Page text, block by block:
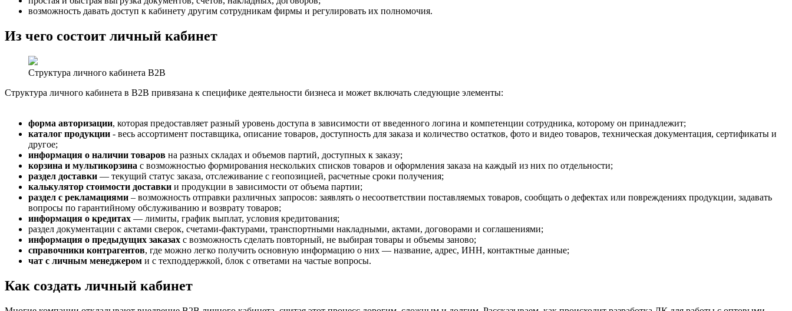
возможность давать доступ к кабинету другим сотрудникам фирмы и регулировать их полномочия.
Из чего состоит личный кабинет
Структура личного кабинета B2B
Структура личного кабинета в В2В привязана к специфике деятельности бизнеса и может включать следующие элементы:
форма авторизации, которая предоставляет разный уровень доступа в зависимости от введенного логина и компетенции сотрудника, которому он принадлежит;
каталог продукции - весь ассортимент поставщика, описание товаров, доступность для заказа и количество остатков, фото и видео товаров, техническая документация, сертификаты и
другое;
информация о наличии товаров на разных складах и объемов партий, доступных к заказу;
корзина и мультикорзина с возможностью формирования нескольких списков товаров и оформления заказа на каждый из них по отдельности;
раздел доставки — текущий статус заказа, отслеживание с геопозицией, расчетные сроки получения;
калькулятор стоимости доставки и продукции в зависимости от объема партии;
раздел с рекламациями – возможность отправки различных запросов: заявлять о несоответствии поставляемых товаров, сообщать о дефектах или повреждениях продукции, задавать
вопросы по гарантийному обслуживанию и возврату товаров;
информация о кредитах — лимиты, график выплат, условия кредитования;
раздел документации с актами сверок, счетами-фактурами, транспортными накладными, актами, договорами и соглашениями;
информация о предыдущих заказах с возможность сделать повторный, не выбирая товары и объемы заново;
справочники контрагентов, где можно легко получить основную информацию о них — название, адрес, ИНН, контактные данные;
чат с личным менеджером и с техподдержкой, блок с ответами на частые вопросы.
Как создать личный кабинет